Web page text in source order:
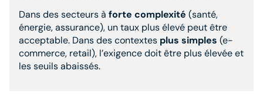
Dans des secteurs à forte complexité (santé,
énergie, assurance), un taux plus élevé peut être
acceptable. Dans des contextes plus simples (e-
commerce, retail), l’exigence doit être plus élevée et
les seuils abaissés.